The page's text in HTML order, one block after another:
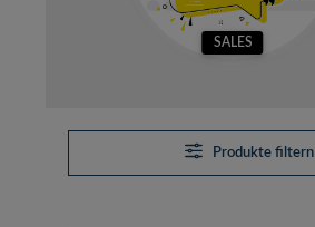
SALES
Produkte filtern